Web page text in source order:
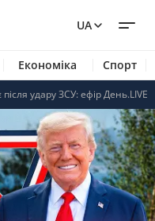
UA
Економіка Спорт
удару ЗСУ: ефір День.LIVE